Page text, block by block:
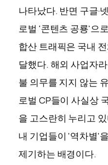
나타났다. 반면 구글·
로벌 '콘텐츠 공룡'으
합산 트래픽은 국내
달했다.해외 사업자
불 의무를 지지 않는
로벌 CP들이 사실상
을 고스란히 누리고
내 기업들이 '역차별'
제기하는 배경이다.